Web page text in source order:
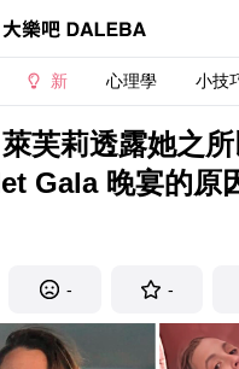
新 心理學 小技
芙莉透露她之
Gala 晚宴的原
- -